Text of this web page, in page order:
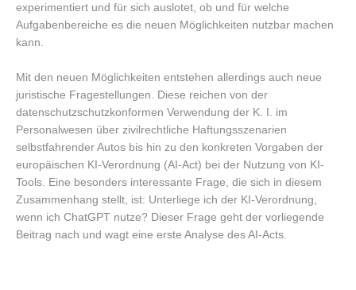
experimentiert und für sich auslotet, ob und für welche
Aufgabenbereiche es die neuen Möglichkeiten nutzbar machen
kann.
Mit den neuen Möglichkeiten entstehen allerdings auch neue
juristische Fragestellungen. Diese reichen von der
datenschutzschutzkonformen Verwendung der K. I. im
Personalwesen über zivilrechtliche Haftungsszenarien
selbstfahrender Autos bis hin zu den konkreten Vorgaben der
europäischen KI-Verordnung (AI-Act) bei der Nutzung von KI-
Tools. Eine besonders interessante Frage, die sich in diesem
Zusammenhang stellt, ist: Unterliege ich der KI-Verordnung,
wenn ich ChatGPT nutze? Dieser Frage geht der vorliegende
Beitrag nach und wagt eine erste Analyse des AI-Acts.